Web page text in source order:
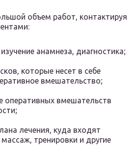
объем работ, контактируя
анамнеза, диагностика;
которые несет в себе
вмешательство;
оперативных вмешательств
лечения, куда входят
тренировки и другие